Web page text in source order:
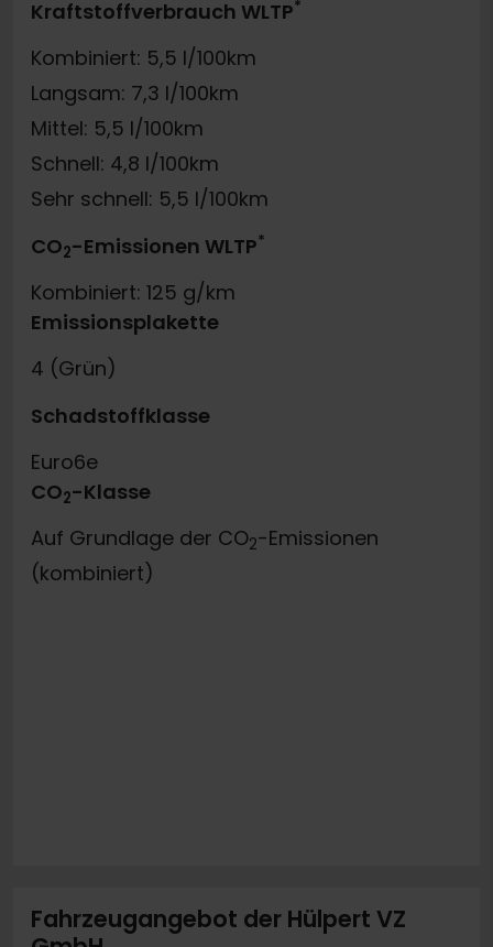
Kraftstoffverbrauch WLTP*
Kombiniert: 5,5 l/100km
Langsam: 7,3 l/100km
Mittel: 5,5 l/100km
Schnell: 4,8 l/100km
Sehr schnell: 5,5 l/100km
CO2-Emissionen WLTP*
Kombiniert: 125 g/km
Emissionsplakette
4 (Grün)
Schadstoffklasse
Euro6e
CO2-Klasse
Auf Grundlage der CO2-Emissionen
(kombiniert)
Fahrzeugangebot der Hülpert VZ